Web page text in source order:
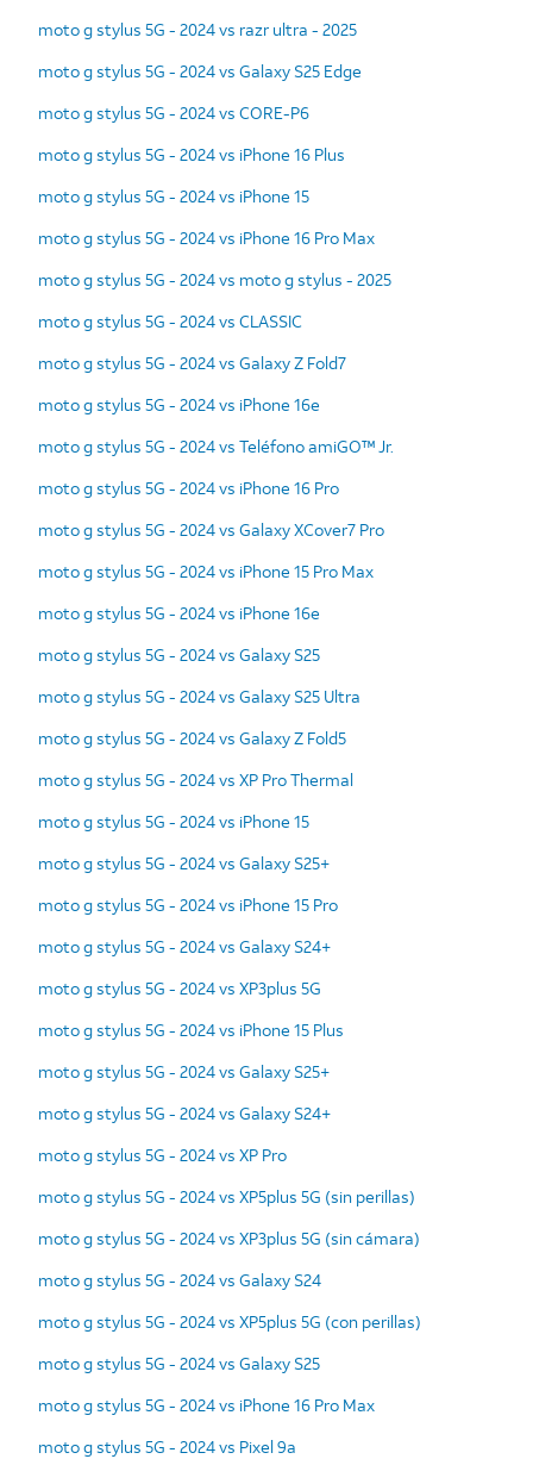
moto g stylus 5G - 2024 vs razr ultra - 2025
moto g stylus 5G - 2024 vs Galaxy S25 Edge
moto g stylus 5G - 2024 vs CORE-P6
moto g stylus 5G - 2024 vs iPhone 16 Plus
moto g stylus 5G - 2024 vs iPhone 15
moto g stylus 5G - 2024 vs iPhone 16 Pro Max
moto g stylus 5G - 2024 vs moto g stylus - 2025
moto g stylus 5G - 2024 vs CLASSIC
moto g stylus 5G - 2024 vs Galaxy Z Fold7
moto g stylus 5G - 2024 vs iPhone 16e
moto g stylus 5G - 2024 vs Teléfono amiGO™ Jr.
moto g stylus 5G - 2024 vs iPhone 16 Pro
moto g stylus 5G - 2024 vs Galaxy XCover7 Pro
moto g stylus 5G - 2024 vs iPhone 15 Pro Max
moto g stylus 5G - 2024 vs iPhone 16e
moto g stylus 5G - 2024 vs Galaxy S25
moto g stylus 5G - 2024 vs Galaxy S25 Ultra
moto g stylus 5G - 2024 vs Galaxy Z Fold5
moto g stylus 5G - 2024 vs XP Pro Thermal
moto g stylus 5G - 2024 vs iPhone 15
moto g stylus 5G - 2024 vs Galaxy S25+
moto g stylus 5G - 2024 vs iPhone 15 Pro
moto g stylus 5G - 2024 vs Galaxy S24+
moto g stylus 5G - 2024 vs XP3plus 5G
moto g stylus 5G - 2024 vs iPhone 15 Plus
moto g stylus 5G - 2024 vs Galaxy S25+
moto g stylus 5G - 2024 vs Galaxy S24+
moto g stylus 5G - 2024 vs XP Pro
moto g stylus 5G - 2024 vs XP5plus 5G (sin perillas)
moto g stylus 5G - 2024 vs XP3plus 5G (sin cámara)
moto g stylus 5G - 2024 vs Galaxy S24
moto g stylus 5G - 2024 vs XP5plus 5G (con perillas)
moto g stylus 5G - 2024 vs Galaxy S25
moto g stylus 5G - 2024 vs iPhone 16 Pro Max
moto g stylus 5G - 2024 vs Pixel 9a